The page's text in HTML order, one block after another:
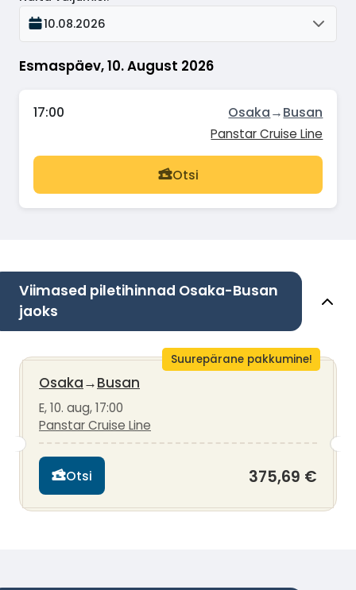
Esmaspäev, 10. August 2026
10.08.2026
17:00 Osaka→Busan
Panstar Cruise Line
Otsi
Viimased piletihinnad Osaka-Busan
jaoks
Suurepärane pakkumine!
Osaka→Busan
E, 10. aug, 17:00
Panstar Cruise Line
Otsi 375,69 €